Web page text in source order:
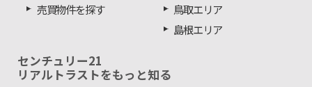
売買物件を探す
鳥取エリア
島根エリア
センチュリー21
リアルトラストをもっと知る